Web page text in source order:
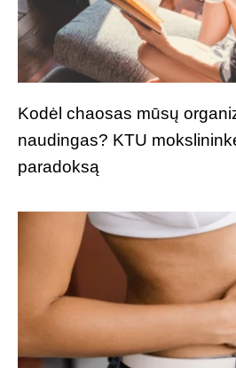
Kodėl chaosas mūsų
naudingas? KTU
paradoksą